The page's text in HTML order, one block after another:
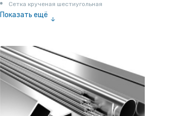
Сетка крученая шестиугольная
Показать ещё